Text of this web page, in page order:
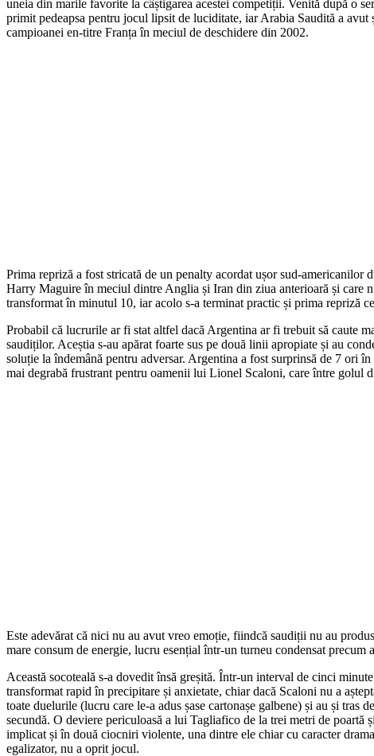
uneia din marile favorite la câștigarea acestei competiții. Venită după o
primit pedeapsa pentru jocul lipsit de luciditate, iar Arabia Saudită a
campioanei en-titre Franța în meciul de deschidere din 2002.
Prima repriză a fost stricată de un penalty acordat ușor sud-americanilor
Harry Maguire în meciul dintre Anglia și Iran din ziua anterioară și care
transformat în minutul 10, iar acolo s-a terminat practic și prima repriză
Probabil că lucrurile ar fi stat altfel dacă Argentina ar fi trebuit să caute
saudiților. Aceștia s-au apărat foarte sus pe două linii apropiate și au
soluție la îndemână pentru adversar. Argentina a fost surprinsă de 7 ori
mai degrabă frustrant pentru oamenii lui Lionel Scaloni, care între golul
Este adevărat că nici nu au avut vreo emoție, fiindcă saudiții nu au
mare consum de energie, lucru esențial într-un turneu condensat precum
Această socoteală s-a dovedit însă greșită. Într-un interval de cinci
transformat rapid în precipitare și anxietate, chiar dacă Scaloni nu a
toate duelurile (lucru care le-a adus șase cartonașe galbene) și au și
secundă. O deviere periculoasă a lui Tagliafico de la trei metri de poartă
implicat și în două ciocniri violente, una dintre ele chiar cu caracter
egalizator, nu a oprit jocul.